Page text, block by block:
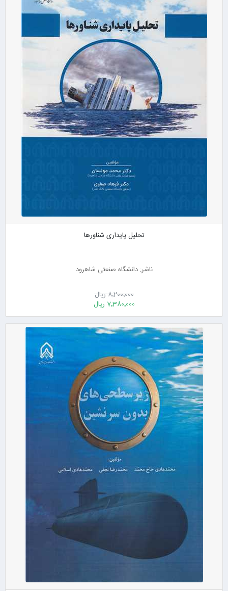
تحلیل پایداری شناورها
ناشر: دانشگاه صنعتی شاهرود
8٬200٬000 ریال
7٬380٬000 ریال